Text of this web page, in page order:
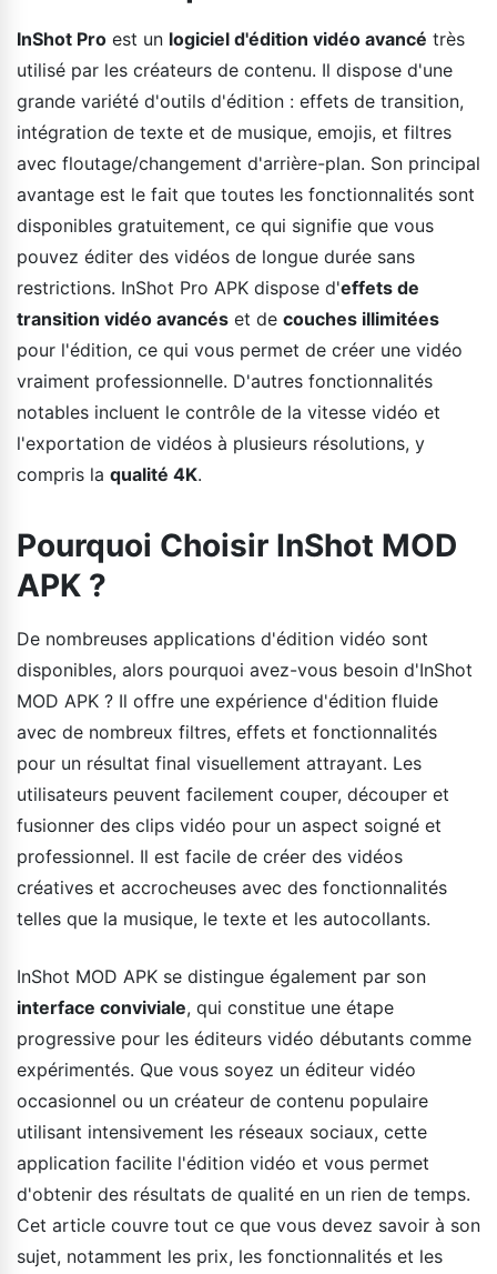
InShot Pro est un logiciel d'édition vidéo avancé très
utilisé par les créateurs de contenu. Il dispose d'une
grande variété d'outils d'édition : effets de transition,
intégration de texte et de musique, emojis, et filtres
avec floutage/changement d'arrière-plan. Son principal
avantage est le fait que toutes les fonctionnalités sont
disponibles gratuitement, ce qui signifie que vous
pouvez éditer des vidéos de longue durée sans
restrictions. InShot Pro APK dispose d'effets de
transition vidéo avancés et de couches illimitées
pour l'édition, ce qui vous permet de créer une vidéo
vraiment professionnelle. D'autres fonctionnalités
notables incluent le contrôle de la vitesse vidéo et
l'exportation de vidéos à plusieurs résolutions, y
compris la qualité 4K.
Pourquoi Choisir InShot MOD
APK ?
De nombreuses applications d'édition vidéo sont
disponibles, alors pourquoi avez-vous besoin d'InShot
MOD APK ? Il offre une expérience d'édition fluide
avec de nombreux filtres, effets et fonctionnalités
pour un résultat final visuellement attrayant. Les
utilisateurs peuvent facilement couper, découper et
fusionner des clips vidéo pour un aspect soigné et
professionnel. Il est facile de créer des vidéos
créatives et accrocheuses avec des fonctionnalités
telles que la musique, le texte et les autocollants.
InShot MOD APK se distingue également par son
interface conviviale, qui constitue une étape
progressive pour les éditeurs vidéo débutants comme
expérimentés. Que vous soyez un éditeur vidéo
occasionnel ou un créateur de contenu populaire
utilisant intensivement les réseaux sociaux, cette
application facilite l'édition vidéo et vous permet
d'obtenir des résultats de qualité en un rien de temps.
Cet article couvre tout ce que vous devez savoir à son
sujet, notamment les prix, les fonctionnalités et les